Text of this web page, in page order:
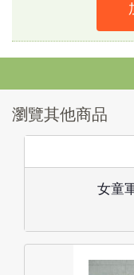
瀏覽其他商品
女童